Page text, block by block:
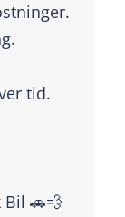
tid.
Bil 🚗💨